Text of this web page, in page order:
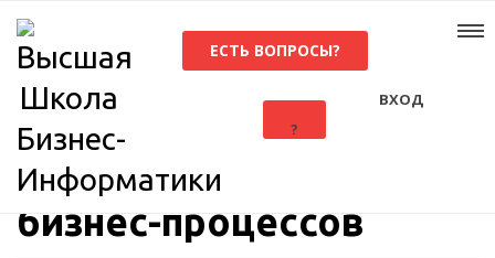
ЕСТЬ ВОПРОСЫ?
?
ВХОД
Моделирование
бизнес-процессов